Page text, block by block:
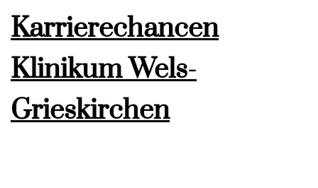
Karrierechancen
Klinikum Wels-
Grieskirchen